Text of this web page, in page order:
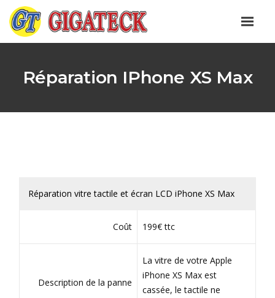
Réparation IPhone XS Max
Réparation vitre tactile et écran LCD iPhone XS Max
Coût 199€ ttc
Description de la panne
La vitre de votre Apple
iPhone XS Max est
cassée, le tactile ne